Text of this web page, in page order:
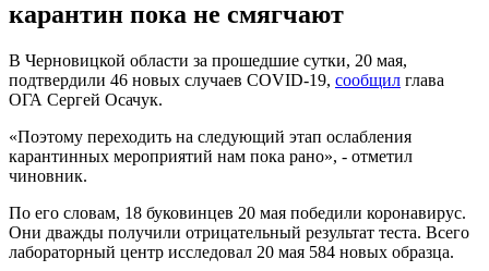
карантин пока не смягчают
В Черновицкой области за прошедшие сутки, 20 мая,
подтвердили 46 новых случаев COVID-19, сообщил глава
ОГА Сергей Осачук.
«Поэтому переходить на следующий этап ослабления
карантинных мероприятий нам пока рано», - отметил
чиновник.
По его словам, 18 буковинцев 20 мая победили коронавирус.
Они дважды получили отрицательный результат теста. Всего
лабораторный центр исследовал 20 мая 584 новых образца.